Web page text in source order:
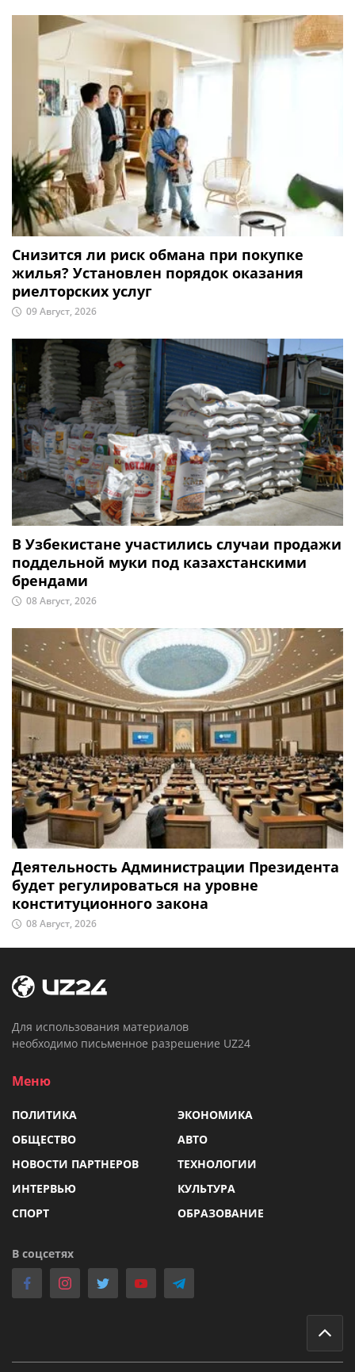
Снизится ли риск обмана при покупке
жилья? Установлен порядок оказания
риелторских услуг
09 Август, 2026
В Узбекистане участились случаи продажи
поддельной муки под казахстанскими
брендами
08 Август, 2026
Деятельность Администрации Президента
будет регулироваться на уровне
конституционного закона
08 Август, 2026
Для использования материалов
необходимо письменное разрешение UZ24
Меню
ПОЛИТИКА
ЭКОНОМИКА
ОБЩЕСТВО
АВТО
НОВОСТИ ПАРТНЕРОВ
ТЕХНОЛОГИИ
ИНТЕРВЬЮ
КУЛЬТУРА
СПОРТ
ОБРАЗОВАНИЕ
В соцсетях